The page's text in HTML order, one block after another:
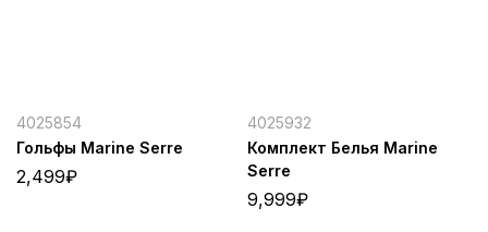
4025854
Гольфы Marine Serre
2,499₽
4025932
Комплект Белья Marine
Serre
9,999₽